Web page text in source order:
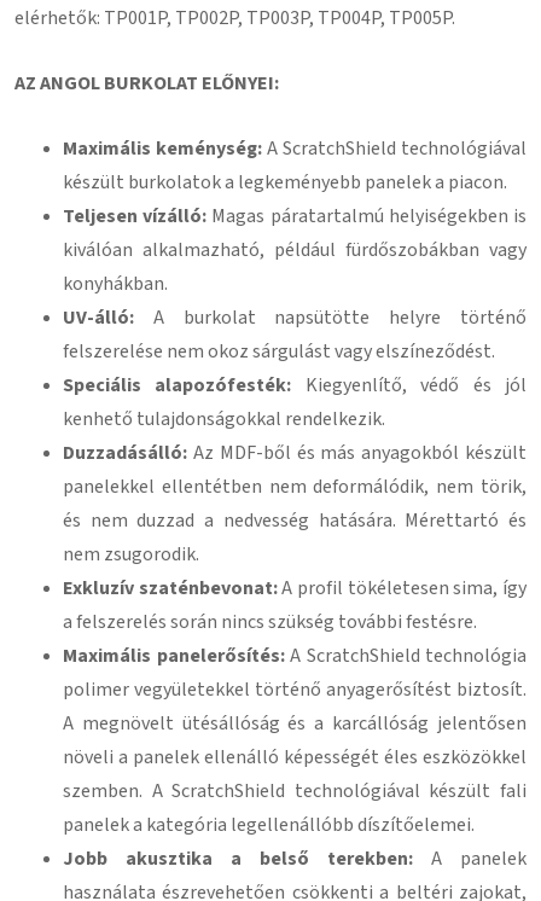
elérhetők: TP001P, TP002P, TP003P, TP004P, TP005P.
AZ ANGOL BURKOLAT ELŐNYEI:
Maximális keménység:A ScratchShield technológiával
készült burkolatok a legkeményebb panelek a piacon.
Teljesen vízálló: Magas páratartalmú helyiségekben is
kiválóan alkalmazható, például fürdőszobákban vagy
konyhákban.
UV-álló: A burkolat napsütötte helyre történő
felszerelése nem okoz sárgulást vagy elszíneződést.
Speciális alapozófesték: Kiegyenlítő, védő és jól
kenhető tulajdonságokkal rendelkezik.
Duzzadásálló: Az MDF-ből és más anyagokból készült
panelekkel ellentétben nem deformálódik, nem törik,
és nem duzzad a nedvesség hatására. Mérettartó és
nem zsugorodik.
Exkluzív szaténbevonat:A profil tökéletesen sima, így
a felszerelés során nincs szükség további festésre.
Maximális panelerősítés:A ScratchShield technológia
polimer vegyületekkel történő anyagerősítést biztosít.
A megnövelt ütésállóság és a karcállóság jelentősen
növeli a panelek ellenálló képességét éles eszközökkel
szemben. A ScratchShield technológiával készült fali
panelek a kategória legellenállóbb díszítőelemei.
Jobb akusztika a belső terekben: A panelek
használata észrevehetően csökkenti a beltéri zajokat,